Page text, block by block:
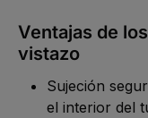
Ventajas de
vistazo
Sujeción
el interior del